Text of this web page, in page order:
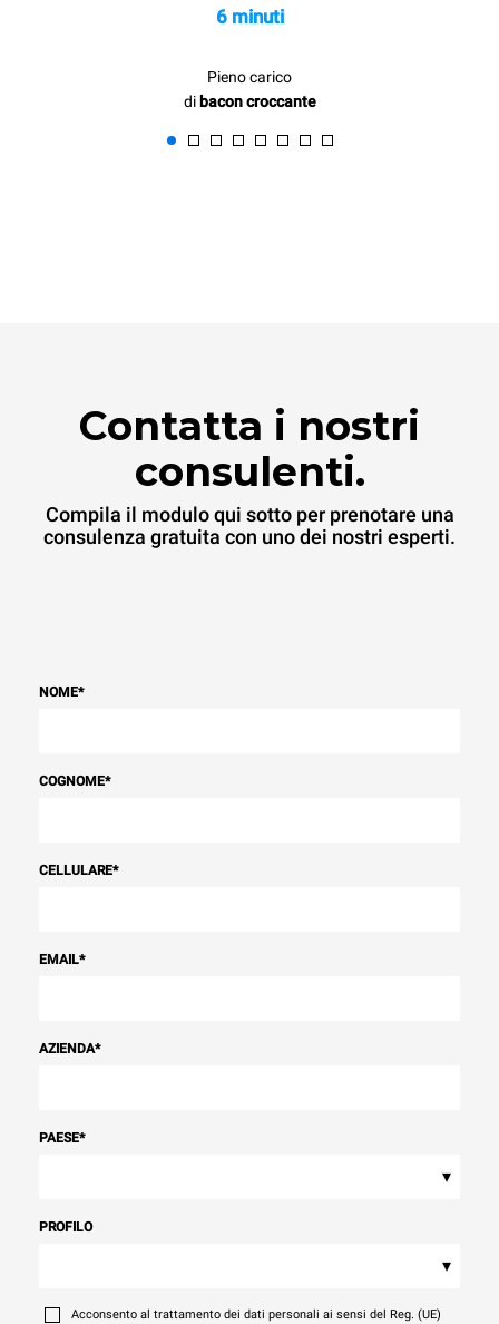
6 minuti
Pieno carico
di bacon croccante
Contatta i nostri
consulenti.
Compila il modulo qui sotto per prenotare una
consulenza gratuita con uno dei nostri esperti.
NOME*
COGNOME*
CELLULARE*
EMAIL*
AZIENDA*
PAESE*
▾
PROFILO
▾
Acconsento al trattamento dei dati personali ai sensi del Reg. (UE)